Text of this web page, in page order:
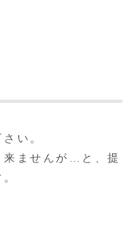
い。
来ませんが…と、提